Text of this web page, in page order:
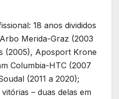
18 anos divididos
Merida-Graz (2003
(2005), Aposport Krone
Columbia-HTC (2007
(2011 a 2020);
– duas delas em